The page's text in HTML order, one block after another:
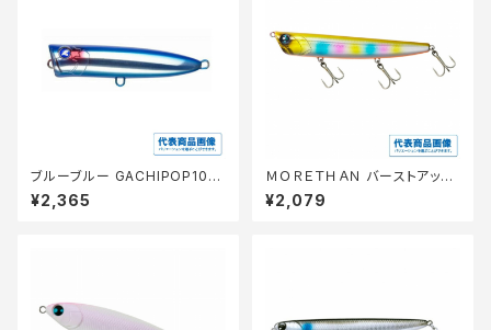
ブルーブルー GACHIPOP100
#01 ブルーブルー
¥2,365
ＭＯＲＥＴＨＡＮ バーストアッパ
ー110Ｆ ラトリンゴールドレイン
ボー
¥2,079